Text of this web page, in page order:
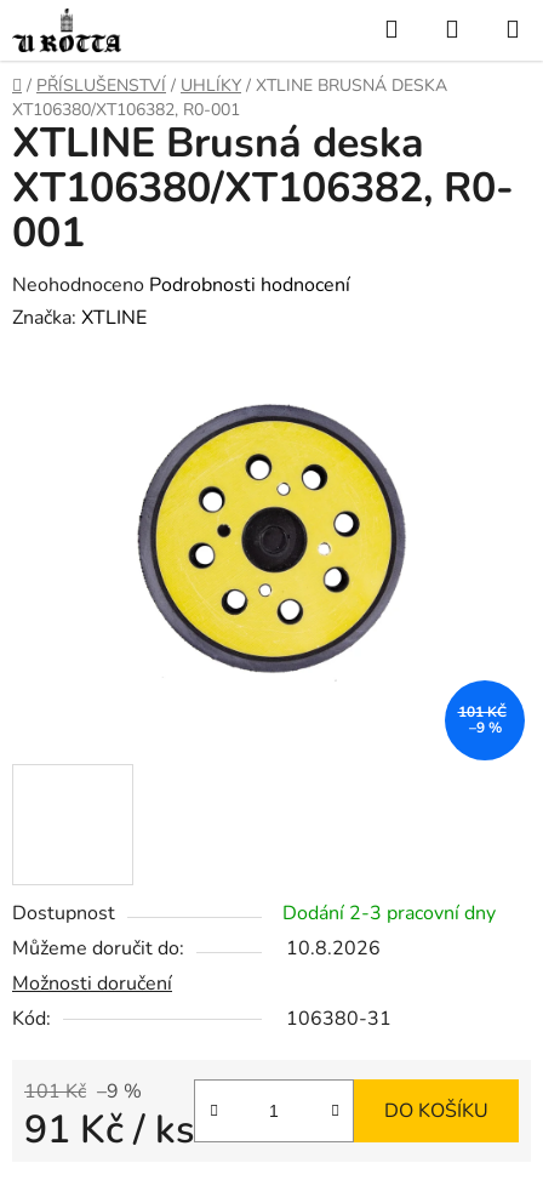
na
obsah
Hledat
KOŠÍK
DOMŮ
/ PŘÍSLUŠENSTVÍ / UHLÍKY / XTLINE BRUSNÁ DESKA
XT106380/XT106382, R0-001
Dostupnost
Dodání 2-3 pracovní dny
Můžeme doručit do:
10.8.2026
Možnosti doručení
Kód:
106380-31
101 Kč –9 %
91 Kč/ ks DO KOŠÍKU
XTLINE Brusná deska
XT106380/XT106382, R0-
001
Průměrné
hodnocení
Neohodnoceno Podrobnosti hodnocení
Značka: XTLINE
101 KČ
–9 %